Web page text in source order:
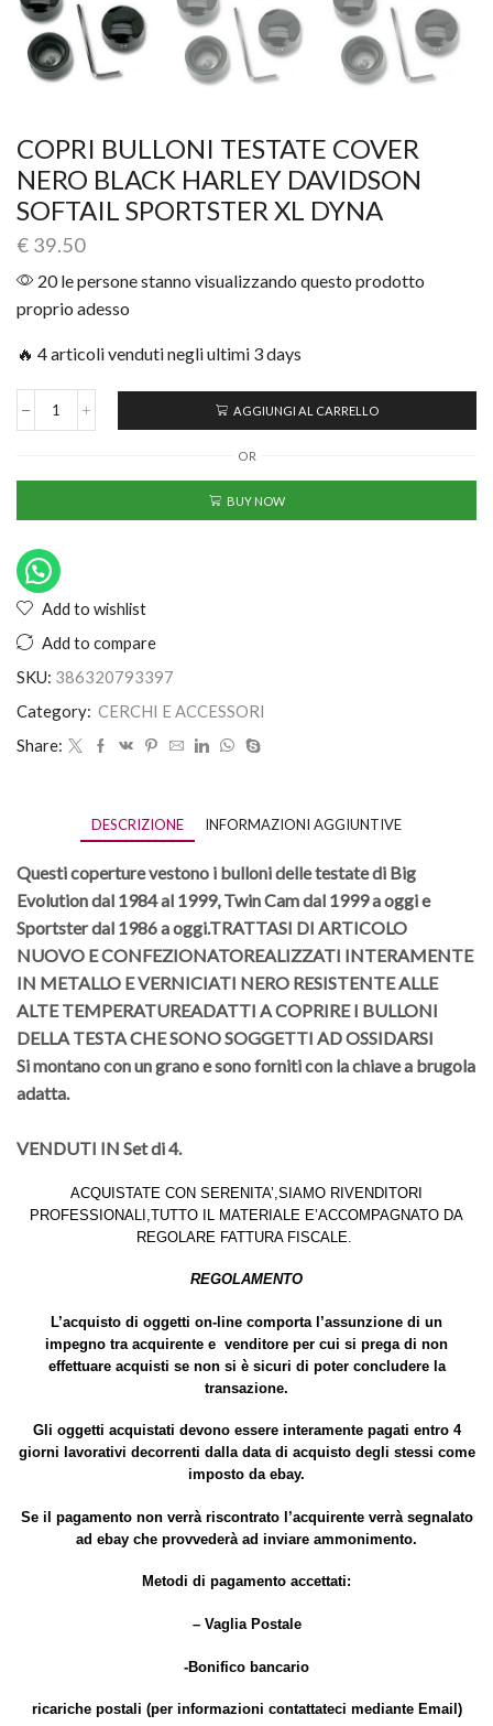
COPRI BULLONI TESTATE COVER
NERO BLACK HARLEY DAVIDSON
SOFTAIL SPORTSTER XL DYNA
€ 39.50
20 le persone stanno visualizzando questo prodotto
proprio adesso
🔥 4 articoli venduti negli ultimi 3 days
AGGIUNGI AL CARRELLO
OR
BUY NOW
Add to wishlist
Add to compare
SKU: 386320793397
Category: CERCHI E ACCESSORI
Share:
DESCRIZIONE INFORMAZIONI AGGIUNTIVE
Questi coperture vestono i bulloni delle testate di Big
Evolution dal 1984 al 1999, Twin Cam dal 1999 a oggi e
Sportster dal 1986 a oggi.TRATTASI DI ARTICOLO
NUOVO E CONFEZIONATOREALIZZATI INTERAMENTE
IN METALLO E VERNICIATI NERO RESISTENTE ALLE
ALTE TEMPERATUREADATTI A COPRIRE I BULLONI
DELLA TESTA CHE SONO SOGGETTI AD OSSIDARSI
Si montano con un grano e sono forniti con la chiave a brugola
adatta.
VENDUTI IN Set di 4.
ACQUISTATE CON SERENITA’,SIAMO RIVENDITORI
PROFESSIONALI,TUTTO IL MATERIALE E’ACCOMPAGNATO DA
REGOLARE FATTURA FISCALE.
REGOLAMENTO
L’acquisto di oggetti on-line comporta l’assunzione di un
impegno tra acquirente e venditore per cui si prega di non
effettuare acquisti se non si è sicuri di poter concludere la
transazione.
Gli oggetti acquistati devono essere interamente pagati entro 4
giorni lavorativi decorrenti dalla data di acquisto degli stessi come
imposto da ebay.
Se il pagamento non verrà riscontrato l’acquirente verrà segnalato
ad ebay che provvederà ad inviare ammonimento.
Metodi di pagamento accettati:
– Vaglia Postale
-Bonifico bancario
ricariche postali (per informazioni contattateci mediante Email)